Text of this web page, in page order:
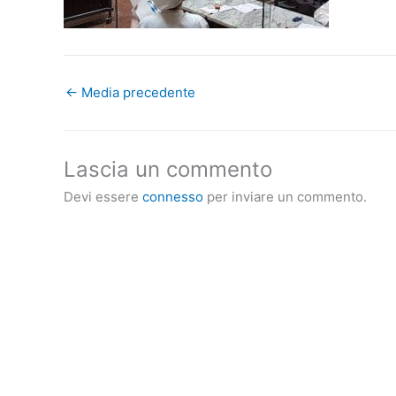
← Media precedente
Lascia un commento
Devi essere connesso per inviare un commento.